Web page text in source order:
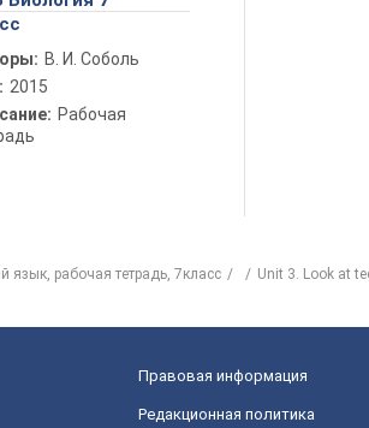
В. И. Соболь
2015
Рабочая
язык, рабочая тетрадь, 7класс
Unit 3. Look at
Правовая информация
Редакционная политика